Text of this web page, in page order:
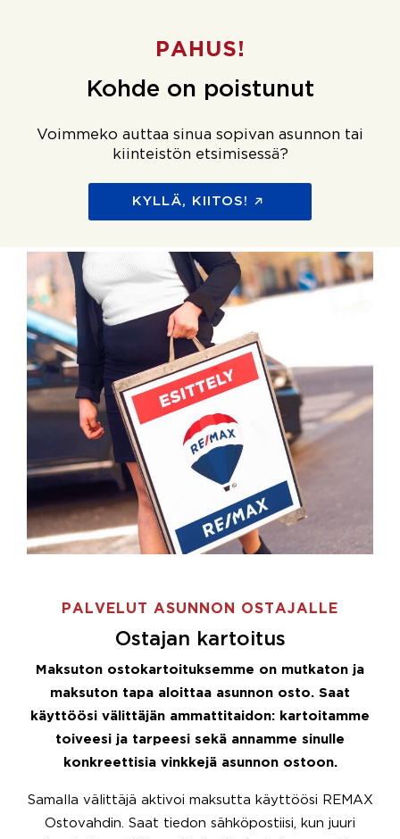
PAHUS!
Kohde on poistunut
Voimmeko auttaa sinua sopivan asunnon tai
kiinteistön etsimisessä?
KYLLÄ, KIITOS!
PALVELUT ASUNNON OSTAJALLE
Ostajan kartoitus
Maksuton ostokartoituksemme on mutkaton ja
maksuton tapa aloittaa asunnon osto. Saat
käyttöösi välittäjän ammattitaidon: kartoitamme
toiveesi ja tarpeesi sekä annamme sinulle
konkreettisia vinkkejä asunnon ostoon.
Samalla välittäjä aktivoi maksutta käyttöösi REMAX
Ostovahdin. Saat tiedon sähköpostiisi, kun juuri